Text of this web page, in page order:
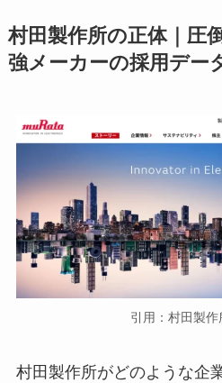
村田製作所の正体｜圧
強メーカーの採用デー
引用：村田製作
村田製作所がどのような企